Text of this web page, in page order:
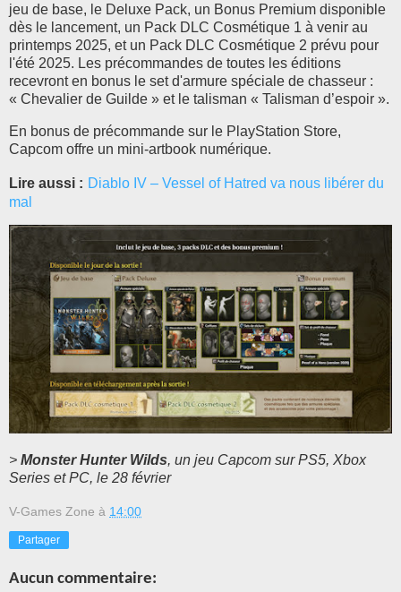
jeu de base, le Deluxe Pack, un Bonus Premium disponible
dès le lancement, un Pack DLC Cosmétique 1 à venir au
printemps 2025, et un Pack DLC Cosmétique 2 prévu pour
l'été 2025. Les précommandes de toutes les éditions
recevront en bonus le set d'armure spéciale de chasseur :
« Chevalier de Guilde » et le talisman « Talisman d’espoir ».
En bonus de précommande sur le PlayStation Store,
Capcom offre un mini-artbook numérique.
Lire aussi : Diablo IV – Vessel of Hatred va nous libérer du
mal
> Monster Hunter Wilds, un jeu Capcom sur PS5, Xbox
Series et PC, le 28 février
V-Games Zone à 14:00
Partager
Aucun commentaire: